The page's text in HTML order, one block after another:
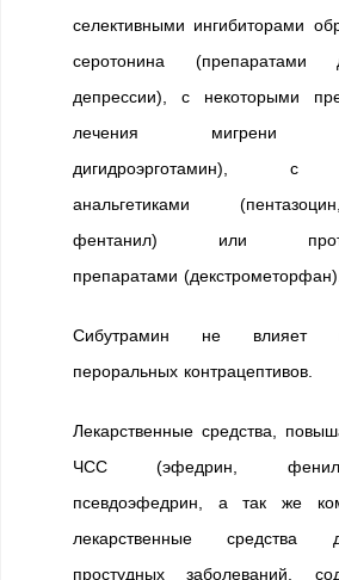
селективными ингибиторами
серотонина (препаратами
депрессии), с некоторыми
лечения мигрени
дигидроэрготамин), с
анальгетиками
фентанил) или
препаратами (декстрометорфан).
Сибутрамин не влияет
пероральных контрацептивов.
Лекарственные средства,
ЧСС (эфедрин,
псевдоэфедрин, а так же
лекарственные средства
простудных заболеваний,